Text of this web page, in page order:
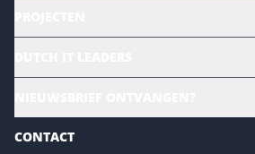
Sustainability | Green IT
Marketing- en contentmogelijkheden 2026
CONTACT